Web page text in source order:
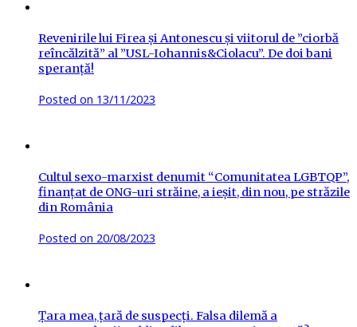
Revenirile lui Firea și Antonescu și viitorul de ”ciorbă
reîncălzită” al ”USL-Iohannis&Ciolacu”. De doi bani
speranță!
Posted on 13/11/2023
Cultul sexo-marxist denumit “Comunitatea LGBTQP”,
finanțat de ONG-uri străine, a ieșit, din nou, pe străzile
din România
Posted on 20/08/2023
Țara mea, țară de suspecți. Falsa dilemă a